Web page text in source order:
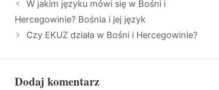
W jakim języku mówi się w Bośni i
Hercegowinie? Bośnia i jej język
Czy EKUZ działa w Bośni i Hercegowinie?
Dodaj komentarz